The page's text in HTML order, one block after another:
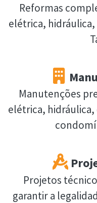
Reformas
elétrica,
Manutenções
elétrica,
Projetos
garantir a